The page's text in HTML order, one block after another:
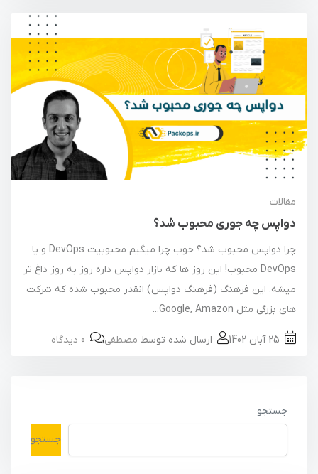
مقالات
دواپس چه جوری محبوب شد؟
چرا دواپس محبوب شد؟ خوب چرا میگیم محبوبیت DevOps و یا
DevOps محبوب! این روز ها که بازار دواپس داره روز به روز داغ تر
میشه، این فرهنگ (فرهنگ دواپس) انقدر محبوب شده که شرکت
های بزرگی مثل Google, Amazon...
ارسال شده توسط مصطفی 0 دیدگاه
جستجو
جستجو